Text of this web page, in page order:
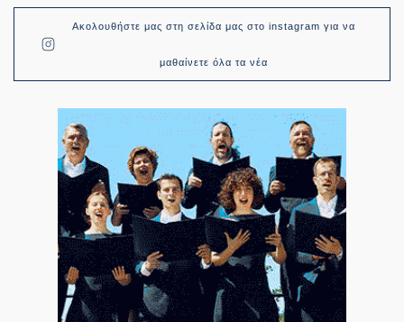
Ακολουθήστε μας στη σελίδα μας στο instagram για να
μαθαίνετε όλα τα νέα